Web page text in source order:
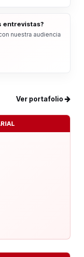
entrevistas?
nuestra audiencia
Ver portafolio